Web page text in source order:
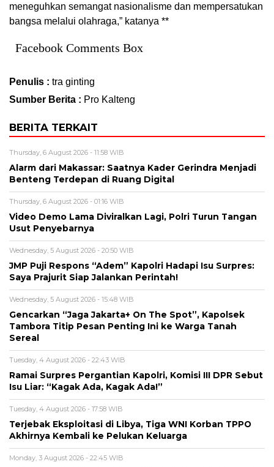
meneguhkan semangat nasionalisme dan mempersatukan
bangsa melalui olahraga,” katanya **
Facebook Comments Box
Penulis : tra ginting
Sumber Berita : Pro Kalteng
BERITA TERKAIT
Thursday, 6 August 2026 - 11:58 WIB
Alarm dari Makassar: Saatnya Kader Gerindra Menjadi
Benteng Terdepan di Ruang Digital
Thursday, 6 August 2026 - 01:16 WIB
Video Demo Lama Diviralkan Lagi, Polri Turun Tangan
Usut Penyebarnya
Wednesday, 5 August 2026 - 20:50 WIB
JMP Puji Respons “Adem” Kapolri Hadapi Isu Surpres:
Saya Prajurit Siap Jalankan Perintah!
Wednesday, 5 August 2026 - 15:48 WIB
Gencarkan “Jaga Jakarta+ On The Spot”, Kapolsek
Tambora Titip Pesan Penting Ini ke Warga Tanah
Sereal
Tuesday, 4 August 2026 - 22:43 WIB
Ramai Surpres Pergantian Kapolri, Komisi III DPR Sebut
Isu Liar: “Kagak Ada, Kagak Ada!”
Tuesday, 4 August 2026 - 17:58 WIB
Terjebak Eksploitasi di Libya, Tiga WNI Korban TPPO
Akhirnya Kembali ke Pelukan Keluarga
Monday, 3 August 2026 - 22:45 WIB